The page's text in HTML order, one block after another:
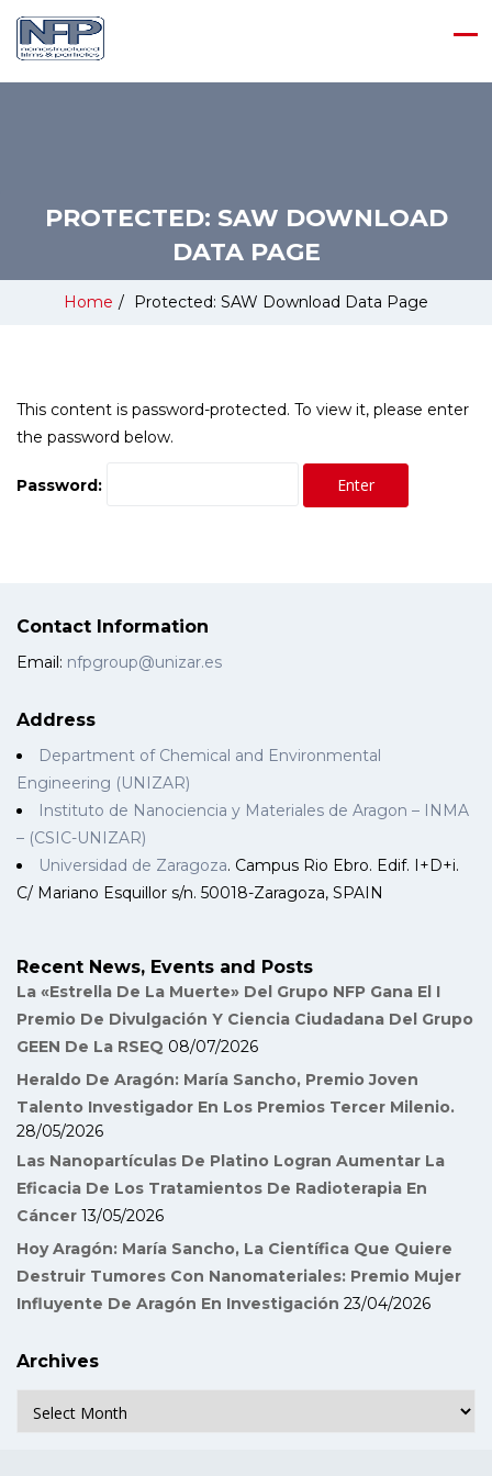
PROTECTED: SAW DOWNLOAD
DATA PAGE
Home / Protected: SAW Download Data Page
This content is password-protected. To view it, please enter
the password below.
Password:
Contact Information
Email: nfpgroup@unizar.es
Address
Department of Chemical and Environmental
Engineering (UNIZAR)
Instituto de Nanociencia y Materiales de Aragon – INMA
– (CSIC-UNIZAR)
Universidad de Zaragoza. Campus Rio Ebro. Edif. I+D+i.
C/ Mariano Esquillor s/n. 50018-Zaragoza, SPAIN
Recent News, Events and Posts
La «Estrella De La Muerte» Del Grupo NFP Gana El I
Premio De Divulgación Y Ciencia Ciudadana Del Grupo
GEEN De La RSEQ 08/07/2026
Heraldo De Aragón: María Sancho, Premio Joven
Talento Investigador En Los Premios Tercer Milenio.
28/05/2026
Las Nanopartículas De Platino Logran Aumentar La
Eficacia De Los Tratamientos De Radioterapia En
Cáncer 13/05/2026
Hoy Aragón: María Sancho, La Científica Que Quiere
Destruir Tumores Con Nanomateriales: Premio Mujer
Influyente De Aragón En Investigación 23/04/2026
Archives